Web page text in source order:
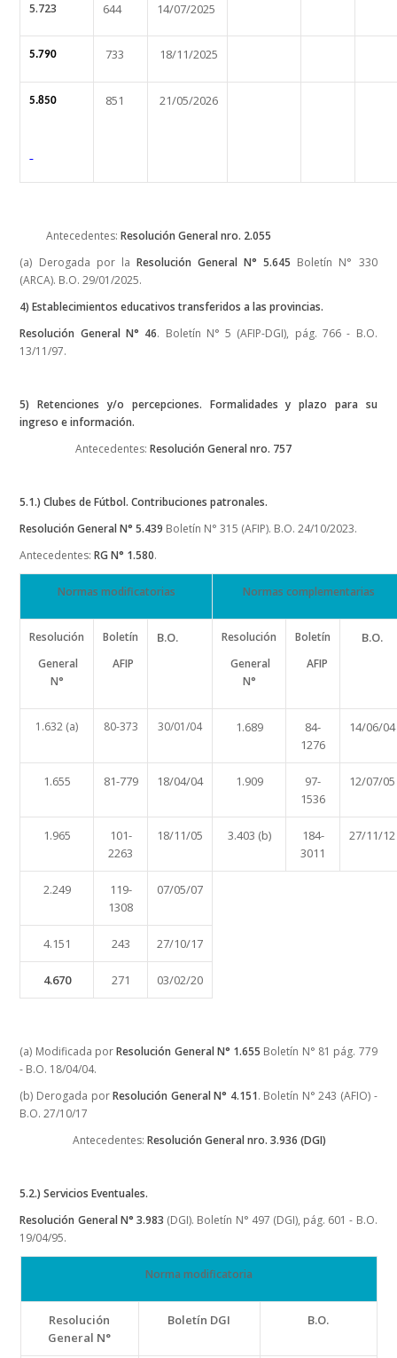
5.723 644 14/07/2025
5.790 733 18/11/2025
5.850 851 21/05/2026
Antecedentes:Resolución General nro. 2.055
(a) Derogada por la Resolución General N° 5.645 Boletín N° 330
(ARCA). B.O. 29/01/2025.
4) Establecimientos educativos transferidos a las provincias.
Resolución General N° 46. Boletín N° 5 (AFIP-DGI), pág. 766 - B.O.
13/11/97.
5) Retenciones y/o percepciones. Formalidades y plazo para su
ingreso e información.
Antecedentes:Resolución General nro. 757
5.1.) Clubes de Fútbol. Contribuciones patronales.
Resolución General N° 5.439 Boletín N° 315 (AFIP). B.O. 24/10/2023.
Antecedentes:RG N° 1.580.
Normas modificatorias Normas complementarias
Resolución
General
N°
Boletín
AFIP
B.O.
Resolución
General
N°
Boletín
AFIP
B.O.
1.632 (a) 80-373 30/01/04 1.689
84-
1276
14/06/04
1.655 81-779 18/04/04 1.909
97-
1536
12/07/05
1.965
101-
2263
18/11/05 3.403 (b)
184-
3011
27/11/12
2.249
119-
1308
07/05/07
4.151 243 27/10/17
4.670 271 03/02/20
(a) Modificada porResolución General N° 1.655 Boletín N° 81 pág. 779
- B.O. 18/04/04.
(b) Derogada porResolución General N° 4.151. Boletín N° 243 (AFIO) -
B.O. 27/10/17
Antecedentes:Resolución General nro. 3.936 (DGI)
5.2.) Servicios Eventuales.
Resolución General N° 3.983 (DGI). Boletín N° 497 (DGI), pág. 601 - B.O.
19/04/95.
Norma modificatoria
Resolución
General N°
Boletín DGI B.O.